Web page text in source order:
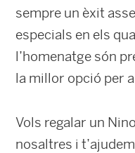
sempre un èxit
especials en els
l’homenatge són
la millor opció per
Vols regalar un
nosaltres i